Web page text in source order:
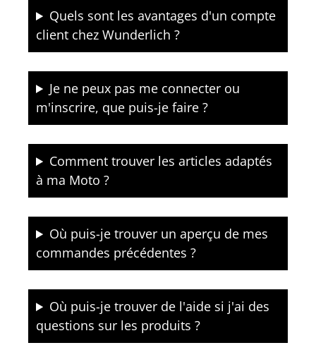
Quels sont les avantages d'un compte
client chez Wunderlich ?
Je ne peux pas me connecter ou
m'inscrire, que puis-je faire ?
Comment trouver les articles adaptés
à ma Moto ?
Où puis-je trouver un aperçu de mes
commandes précédentes ?
Où puis-je trouver de l'aide si j'ai des
questions sur les produits ?